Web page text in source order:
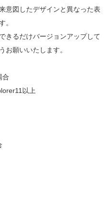
意図したデザインと異なった表
。
きるだけバージョンアップして
お願いいたします。
合
以上